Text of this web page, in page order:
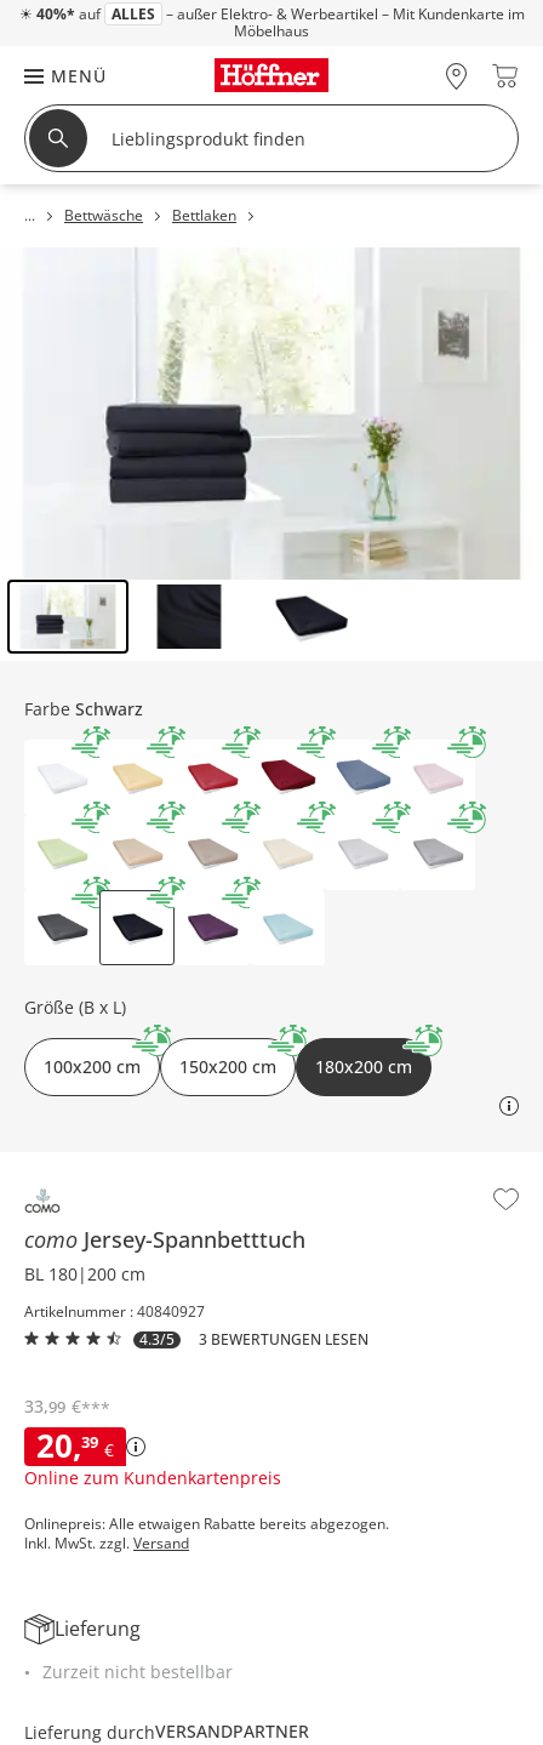
☀ 40%* auf ALLES – außer Elektro- & Werbeartikel – Mit Kundenkarte im
Möbelhaus
MENÜ
Bettwäsche Bettlaken
como Jersey-Spannbetttuch
BL 180|200 cm
Artikelnummer : 40840927
4.3/5
3 BEWERTUNGEN LESEN
20,39 €
Online zum Kundenkartenpreis
33,99 €***
Onlinepreis: Alle etwaigen Rabatte bereits abgezogen.
Inkl. MwSt. zzgl.Versand
Farbe Schwarz
Größe (B x L)
100x200 cm 150x200 cm 180x200 cm
Lieferung
Zurzeit nicht bestellbar
Lieferung durchVERSANDPARTNER